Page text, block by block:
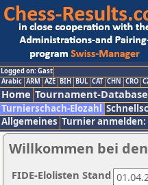
Logged on: Gast
Arabic ARM AZE BIH BUL CAT CHN CRO
Home Tournament-Database
Turnierschach-Elozahl
Allgemeines Turnier anmelden:
Willkommen bei
FIDE-Elolisten Stand